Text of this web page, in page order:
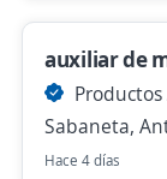
auxiliar de
Productos
Sabaneta,
Hace 4 días